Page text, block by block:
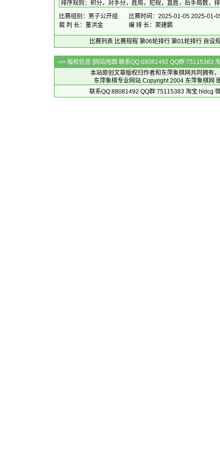
排序规则 ： 积分，对手分，胜局，犯规，直胜，后手局数，
比赛组别：男子公开组
比赛时间：2025-01-05 2025-01-
裁 判 长：董洪金
编 排 长：窦建鹏
比赛列表 比赛规程 第06轮排行 第01轮排行 自设
-=> 版权信息 [网站地图 联系QQ:88081492 QQ群:75115383
本站原创文章版权归作者和 东萍象棋网共同拥有
东萍象棋专业网站 Copyright 2004 东萍象棋网
联系QQ:88081492 QQ群:75115383 淘宝:hldcg